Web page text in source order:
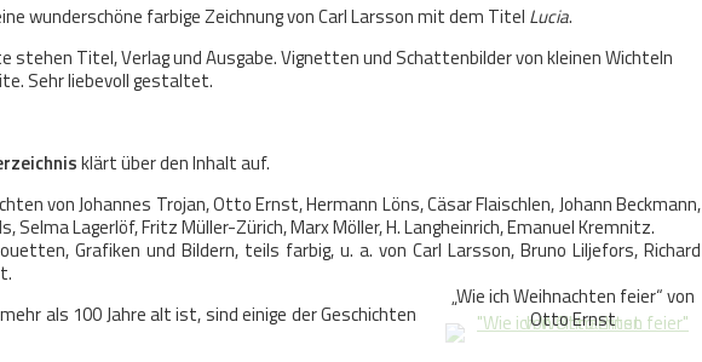
wunderschöne farbige Zeichnung von Carl Larsson mit dem Titel Lucia.
stehen Titel, Verlag und Ausgabe. Vignetten und Schattenbilder von kleinen Wichteln
Sehr liebevoll gestaltet.
klärt über den Inhalt auf.
von Johannes Trojan, Otto Ernst, Hermann Löns, Cäsar Flaischlen, Johann Beckmann,
Selma Lagerlöf, Fritz Müller-Zürich, Marx Möller, H. Langheinrich, Emanuel Kremnitz.
Grafiken und Bildern, teils farbig, u. a. von Carl Larsson, Bruno Liljefors, Richard
„Wie ich Weihnachten feier“ von
Otto Ernst
als 100 Jahre alt ist, sind einige der Geschichten